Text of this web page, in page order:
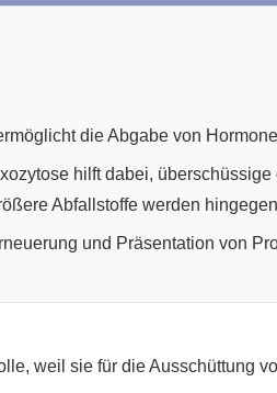
die Abgabe von
hilft dabei,
Abfallstoffe werden
und Präsentation von
weil sie für die Ausschüttung